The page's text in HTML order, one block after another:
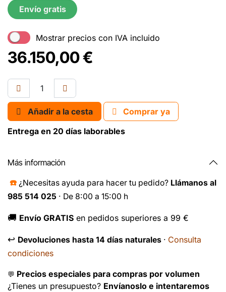
Envío gratis
Mostrar precios con IVA incluido
36.150,00€
Añadir a la cesta
Comprar ya
Entrega en 20 días laborables
Más información
☎️ ¿Necesitas ayuda para hacer tu pedido? Llámanos al
985 514 025 · De 8:00 a 15:00 h
🚚 Envío GRATIS en pedidos superiores a 99 €
↩️ Devoluciones hasta 14 días naturales · Consulta
condiciones
💬 Precios especiales para compras por volumen
¿Tienes un presupuesto? Envíanoslo e intentaremos